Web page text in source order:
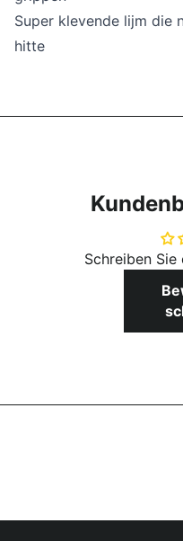
Super klevende lijm die
hitte
Schreiben